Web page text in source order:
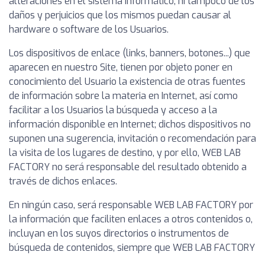
daños y perjuicios que los mismos puedan causar al
hardware o software de los Usuarios.
Los dispositivos de enlace (links, banners, botones...) que
aparecen en nuestro Site, tienen por objeto poner en
conocimiento del Usuario la existencia de otras fuentes
de información sobre la materia en Internet, así como
facilitar a los Usuarios la búsqueda y acceso a la
información disponible en Internet; dichos dispositivos no
suponen una sugerencia, invitación o recomendación para
la visita de los lugares de destino, y por ello, WEB LAB
FACTORY no será responsable del resultado obtenido a
través de dichos enlaces.
En ningún caso, será responsable WEB LAB FACTORY por
la información que faciliten enlaces a otros contenidos o,
incluyan en los suyos directorios o instrumentos de
búsqueda de contenidos, siempre que WEB LAB FACTORY